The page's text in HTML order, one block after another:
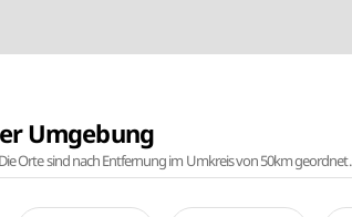
Umgebung
Orte sind nach Entfernung im Umkreis von 50km geordnet.